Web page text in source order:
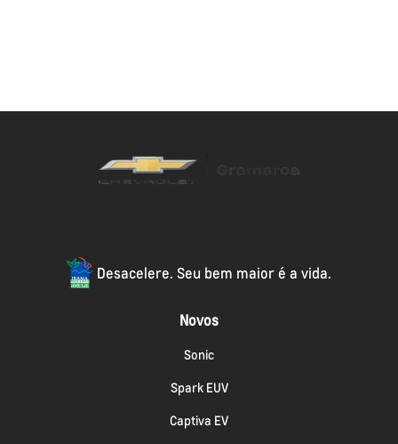
Desacelere. Seu bem maior é a vida.
Novos
Sonic
Spark EUV
Captiva EV